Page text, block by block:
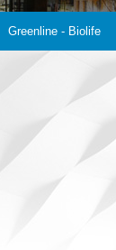
Greenline - Biolife